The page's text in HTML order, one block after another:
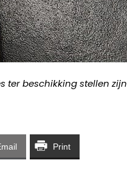
beschikking stellen
Print